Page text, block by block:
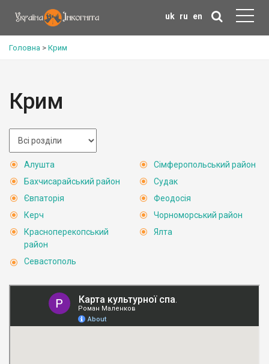
uk ru en
Головна > Крим
Крим
Алушта
Бахчисарайський район
Євпаторія
Керч
Красноперекопський
район
Севастополь
Сімферопольський район
Судак
Феодосія
Чорноморський район
Ялта